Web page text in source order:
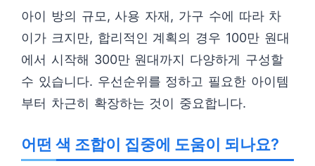
아이 방의 규모, 사용 자재, 가구 수에 따라 차
이가 크지만, 합리적인 계획의 경우 100만 원대
에서 시작해 300만 원대까지 다양하게 구성할
수 있습니다. 우선순위를 정하고 필요한 아이템
부터 차근히 확장하는 것이 중요합니다.
어떤 색 조합이 집중에 도움이 되나요?